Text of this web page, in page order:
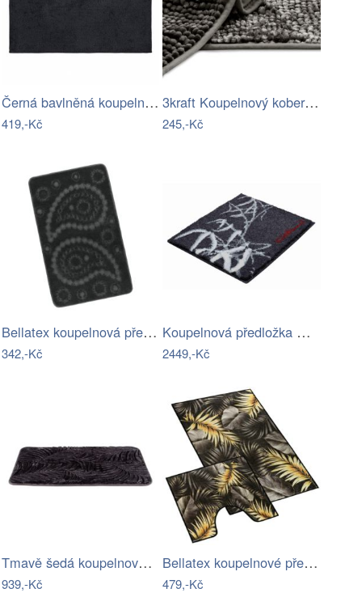
Černá bavlněná koupelnová podložka…
419,-Kč
3kraft Koupelnový koberec Bati ocelově…
245,-Kč
Bellatex koupelnová předložka BANY…
342,-Kč
Koupelnová předložka COLANI
2449,-Kč
Tmavě šedá koupelnová předložka z…
939,-Kč
Bellatex koupelnové předložky 3D tisk…
479,-Kč